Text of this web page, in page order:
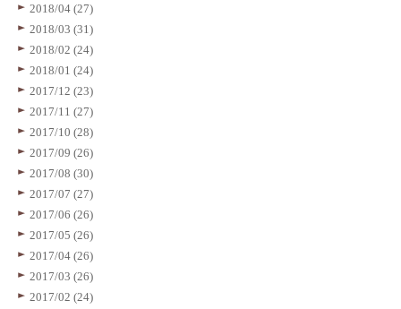
2018/04 (27)
2018/03 (31)
2018/02 (24)
2018/01 (24)
2017/12 (23)
2017/11 (27)
2017/10 (28)
2017/09 (26)
2017/08 (30)
2017/07 (27)
2017/06 (26)
2017/05 (26)
2017/04 (26)
2017/03 (26)
2017/02 (24)